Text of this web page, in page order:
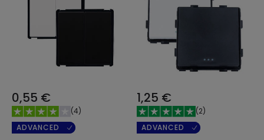
0,55 €
(4)
ADVANCED
1,25 €
(2)
ADVANCED